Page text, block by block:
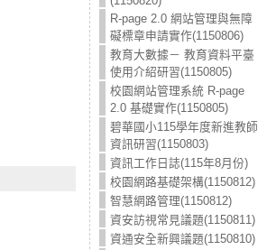
R-page 2.0 網站管理與無障
礙標章申請實作(1150806)
教育大數據－ 教育資料平臺
使用介紹研習(1150805)
校園網站管理系統 R-page
2.0 基礎實作(1150805)
碧華國小115學年度新進教師
資訊研習(1150803)
資訊工作日誌(115年8月份)
校園網路基礎架構(1150812)
智慧網路管理(1150812)
資安訪視常見議題(1150811)
資通安全新興議題(1150810)